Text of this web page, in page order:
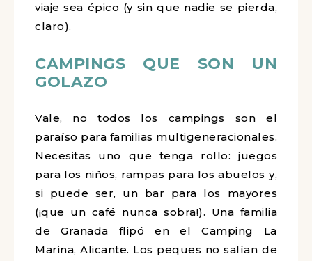
viaje sea épico (y sin que nadie se pierda,
claro).
CAMPINGS QUE SON UN
GOLAZO
Vale, no todos los campings son el
paraíso para familias multigeneracionales.
Necesitas uno que tenga rollo: juegos
para los niños, rampas para los abuelos y,
si puede ser, un bar para los mayores
(¡que un café nunca sobra!). Una familia
de Granada flipó en el Camping La
Marina, Alicante. Los peques no salían de